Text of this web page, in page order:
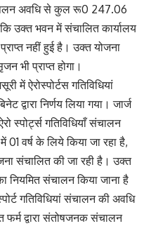
अवधि से कुल रू0 247.06
उक्त भवन में संचालित कार्यालय
नहीं हुई है। उक्त योजना
भी प्राप्त होगा।
में ऐरोस्पोर्टस गतिविधियां
द्वारा निर्णय लिया गया। जार्ज
स्पोर्ट्स गतिविधियाँ संचालन
वर्ष के लिये किया जा रहा है,
संचालित की जा रही है। उक्त
नियमित संचालन किया जाना है
गतिविधियां संचालन की अवधि
फर्म द्वारा संतोषजनक संचालन